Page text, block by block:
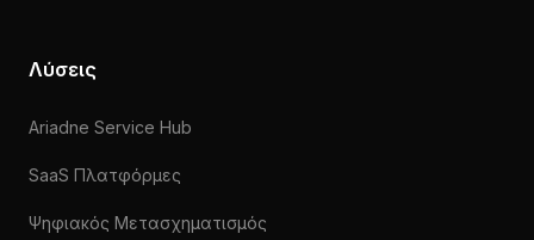
Λύσεις
Ariadne Service Hub
SaaS Πλατφόρμες
Ψηφιακός Μετασχηματισμός